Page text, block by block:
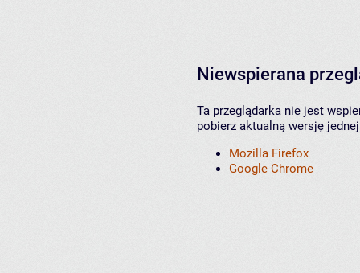
Niewspierana
Ta przeglądarka nie jest
pobierz aktualną wersję
Mozilla Firefox
Google Chrome